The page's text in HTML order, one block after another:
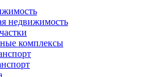
недвижимость
комплексы